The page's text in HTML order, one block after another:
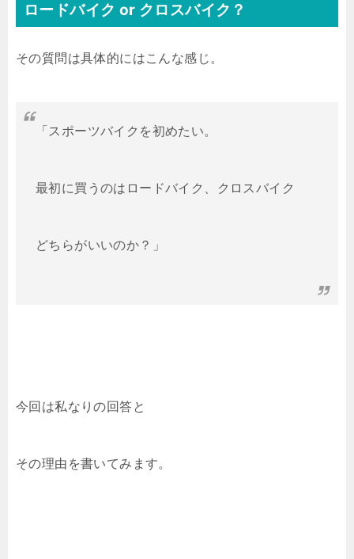
ロードバイク or クロスバイク？
その質問は具体的にはこんな感じ。
「スポーツバイクを初めたい。
最初に買うのはロードバイク、クロスバイク
どちらがいいのか？」
今回は私なりの回答と
その理由を書いてみます。